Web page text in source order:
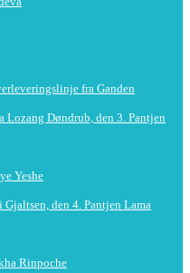
fra Ganden
Lozang Døndrub, den 3. Pantjen
Yeshe
den 4. Pantjen Lama
Rinpoche